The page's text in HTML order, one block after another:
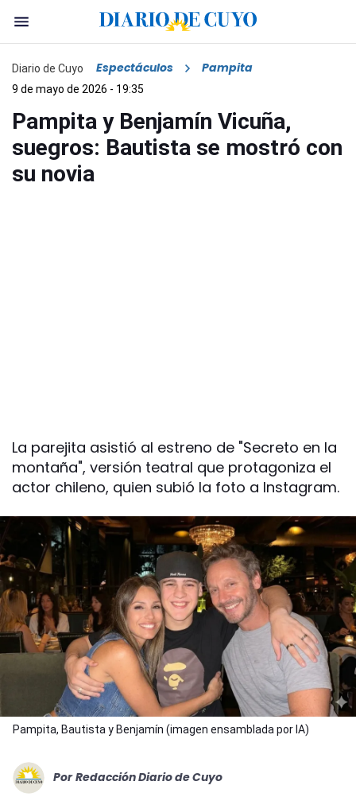
Diario de Cuyo Espectáculos Pampita
9 de mayo de 2026 - 19:35
Pampita y Benjamín Vicuña,
suegros: Bautista se mostró con
su novia
La parejita asistió al estreno de "Secreto en la
montaña", versión teatral que protagoniza el
actor chileno, quien subió la foto a Instagram.
Pampita, Bautista y Benjamín (imagen ensamblada por IA)
Por Redacción Diario de Cuyo